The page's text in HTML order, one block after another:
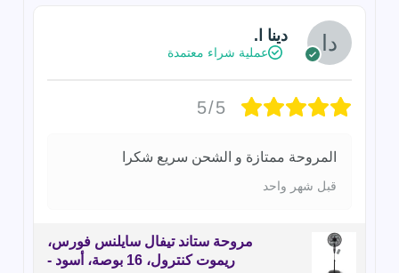
دينا ا.
عملية شراء معتمدة
5/5
المروحة ممتازة و الشحن سريع شكرا
قبل شهر واحد
مروحة ستاند تيفال سايلنس فورس،
ريموت كنترول، 16 بوصة، أسود -